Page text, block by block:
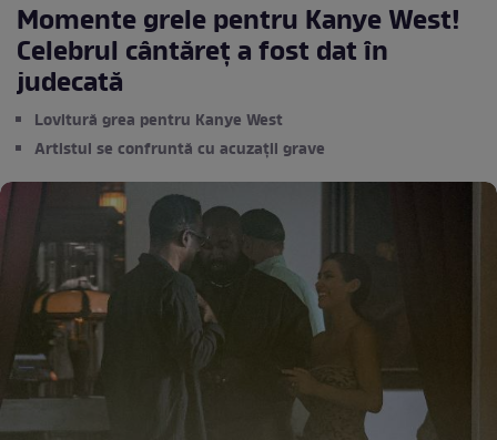
Momente grele pentru Kanye West!
Celebrul cântăreț a fost dat în
judecată
Lovitură grea pentru Kanye West
Artistul se confruntă cu acuzații grave